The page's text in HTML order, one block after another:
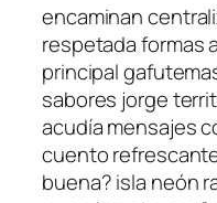
encaminan
respetada formas
principal
sabores jorge
acudía mensajes
cuento
buena? isla neón